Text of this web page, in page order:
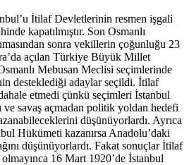
İtilaf Devletlerinin resmen işgali
kapatılmıştır. Son Osmanlı
sonra vekillerin çoğunluğu 23
açılan Türkiye Büyük Millet
Mebusan Meclisi seçimlerinde
desteklediği adaylar seçildi. İtilaf
etmedi çünkü seçimleri İstanbul
ve savaş açmadan politik yoldan hedefi
düşünüyorlardı. Ayrıca
Hükümeti kazanırsa Anadolu’daki
düşünüyorlardı. Fakat sonuçlar İtilaf
16 Mart 1920’de İstanbul